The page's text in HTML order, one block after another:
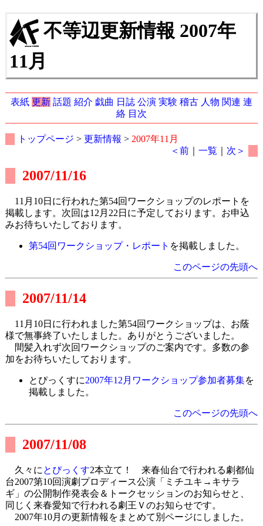
不等辺更新情報 2007年
11月
表紙 更新 話題 紹介 戯曲 日誌 公演 実験 稽古 人物 関連 連
絡 目次
トップページ > 更新情報 > 2007年11月
＜前 ｜一覧 次＞
2007/11/16
11月10日に行われた第54回ワークショップのレポートを
掲載します。次回は12月22日に予定しております。お申込
みお待ちいたしております。
第54回ワークショップ・レポート を掲載しました。
このページの先頭へ
2007/11/14
11月10日に行われました第54回ワークショップは、お蔭
様で無事終了いたしました。ありがとうございました。
間髪入れず次回ワークショップのご案内です。多数の参
加をお待ちいたしております。
とぴっくすに2007年12月ワークショップ参加者募集を
掲載しました。
このページの先頭へ
2007/11/08
久々に とぴっくす2本立て！ 来春仙台で行われる劇都仙
台2007第10回演劇プロディース公演「ミチユキ→キサラ
ギ」の公開制作発表会＆トークセッションのお知らせと、
同じく来春愛知で行われる劇王Ｖのお知らせです。
2007年10月の更新情報をまとめて別ページにしました。